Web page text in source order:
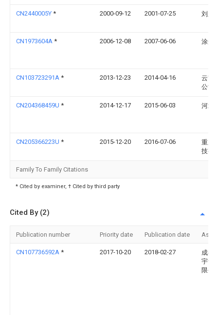
CN2440005Y * 2000-09-12 2001-07-25 刘亚
CN1973604A * 2006-12-08 2007-06-06 涂选
CN103723291A * 2013-12-23 2014-04-16
云南
公司
CN204368459U * 2014-12-17 2015-06-03 河北
CN205366223U * 2015-12-20 2016-07-06
重庆
技有
Family To Family Citations
* Cited by examiner, † Cited by third party
Cited By (2)
Publication number Priority date Publication date
CN107736592A * 2017-10-20 2018-02-27
成都
宇食
限公